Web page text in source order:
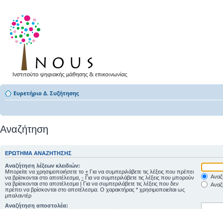
Ευρετήριο Δ. Συζήτησης
Αναζήτηση
ΕΡΏΤΗΜΑ ΑΝΑΖΉΤΗΣΗΣ
Αναζήτηση λέξεων κλειδιών:
Μπορείτε να χρησιμοποιήσετε το + Για να συμπεριλάβετε τις λέξεις που πρέπει
να βρίσκονται στο αποτέλεσμα, - Για να συμπεριλάβετε τις λέξεις που μπορούν
να βρίσκονται στο αποτέλεσμα | Για να συμπεριλάβετε τις λέξεις που δεν
πρέπει να βρίσκονται στο αποτέλεσμα. Ο χαρακτήρας * χρησιμοποιείται ως
μπαλαντέρ
Αναζήτηση αποστολέα: